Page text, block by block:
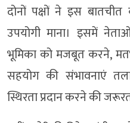
दोनों पक्षों ने इस
उपयोगी माना। इसमें
भूमिका को मजबूत करने,
सहयोग की संभावनाएं
स्थिरता प्रदान करने की